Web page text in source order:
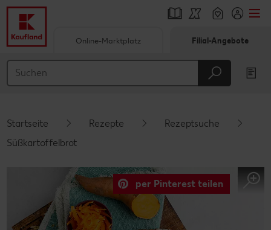
Hauptinhalt
Schwebender Seitenbereich
Online-Marktplatz Filial-Angebote
Startseite Rezepte
Rezeptsuche
Süßkartoffelbrot
per Pinterest teilen